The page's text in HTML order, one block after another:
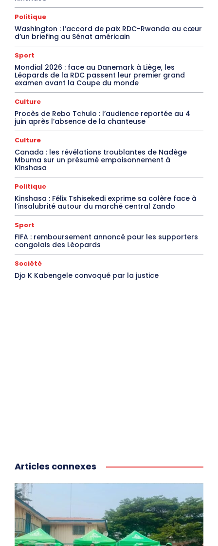
Politique
Washington : l’accord de paix RDC-Rwanda au cœur
d’un briefing au Sénat américain
Sport
Mondial 2026 : face au Danemark à Liège, les
Léopards de la RDC passent leur premier grand
examen avant la Coupe du monde
Culture
Procès de Rebo Tchulo : l’audience reportée au 4
juin après l’absence de la chanteuse
Culture
Canada : les révélations troublantes de Nadège
Mbuma sur un présumé empoisonnement à
Kinshasa
Politique
Kinshasa : Félix Tshisekedi exprime sa colère face à
l’insalubrité autour du marché central Zando
Sport
FIFA : remboursement annoncé pour les supporters
congolais des Léopards
Société
Djo K Kabengele convoqué par la justice
Articles connexes